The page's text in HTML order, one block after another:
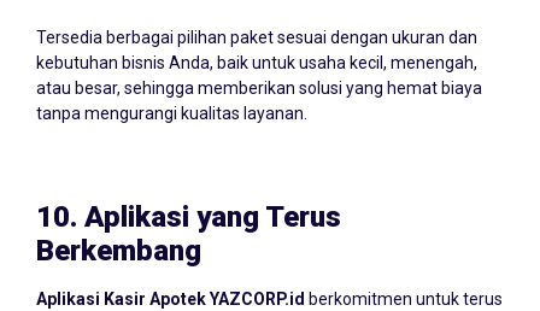
Tersedia berbagai pilihan paket sesuai dengan ukuran dan
kebutuhan bisnis Anda, baik untuk usaha kecil, menengah,
atau besar, sehingga memberikan solusi yang hemat biaya
tanpa mengurangi kualitas layanan.
10. Aplikasi yang Terus
Berkembang
Aplikasi Kasir Apotek YAZCORP.id berkomitmen untuk terus